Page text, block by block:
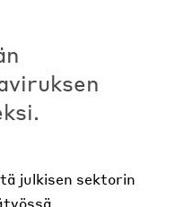
julkisen sektorin